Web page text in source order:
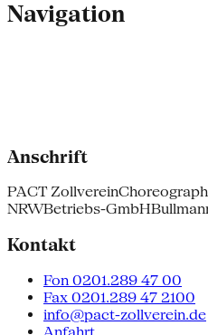
Navigation
Anschrift
PACT Zollverein
NRWBetriebs-GmbH
Kontakt
Fon 0201.289 47 00
Fax 0201.289 47 2100
info@pact-zollverein.de